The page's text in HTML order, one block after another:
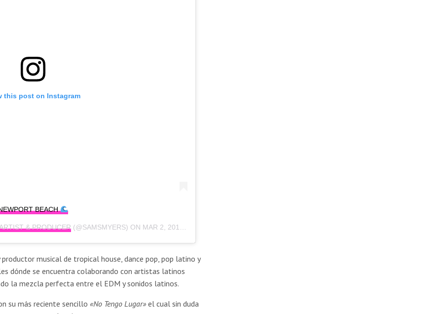
this post on Instagram
BEACH
& PRODUCER (@SAMSMYERS) ON MAR 2, 2019 AT 8:47AM PST
musical de tropical house, dance pop, pop latino y
dónde se encuentra colaborando con artistas latinos
la mezcla perfecta entre el EDM y sonidos latinos.
su más reciente sencillo «No Tengo Lugar»el cual sin duda